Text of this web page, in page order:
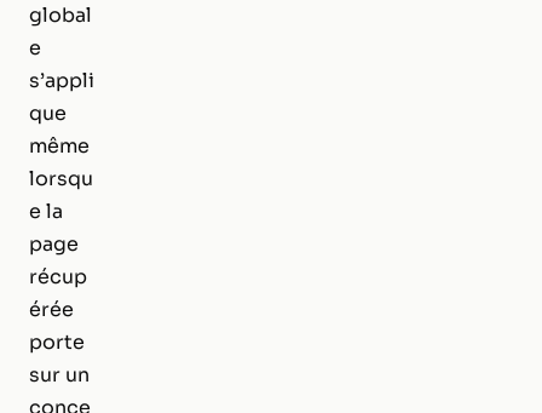
global
e
s’appli
que
même
lorsqu
e la
page
récup
érée
porte
sur un
conce